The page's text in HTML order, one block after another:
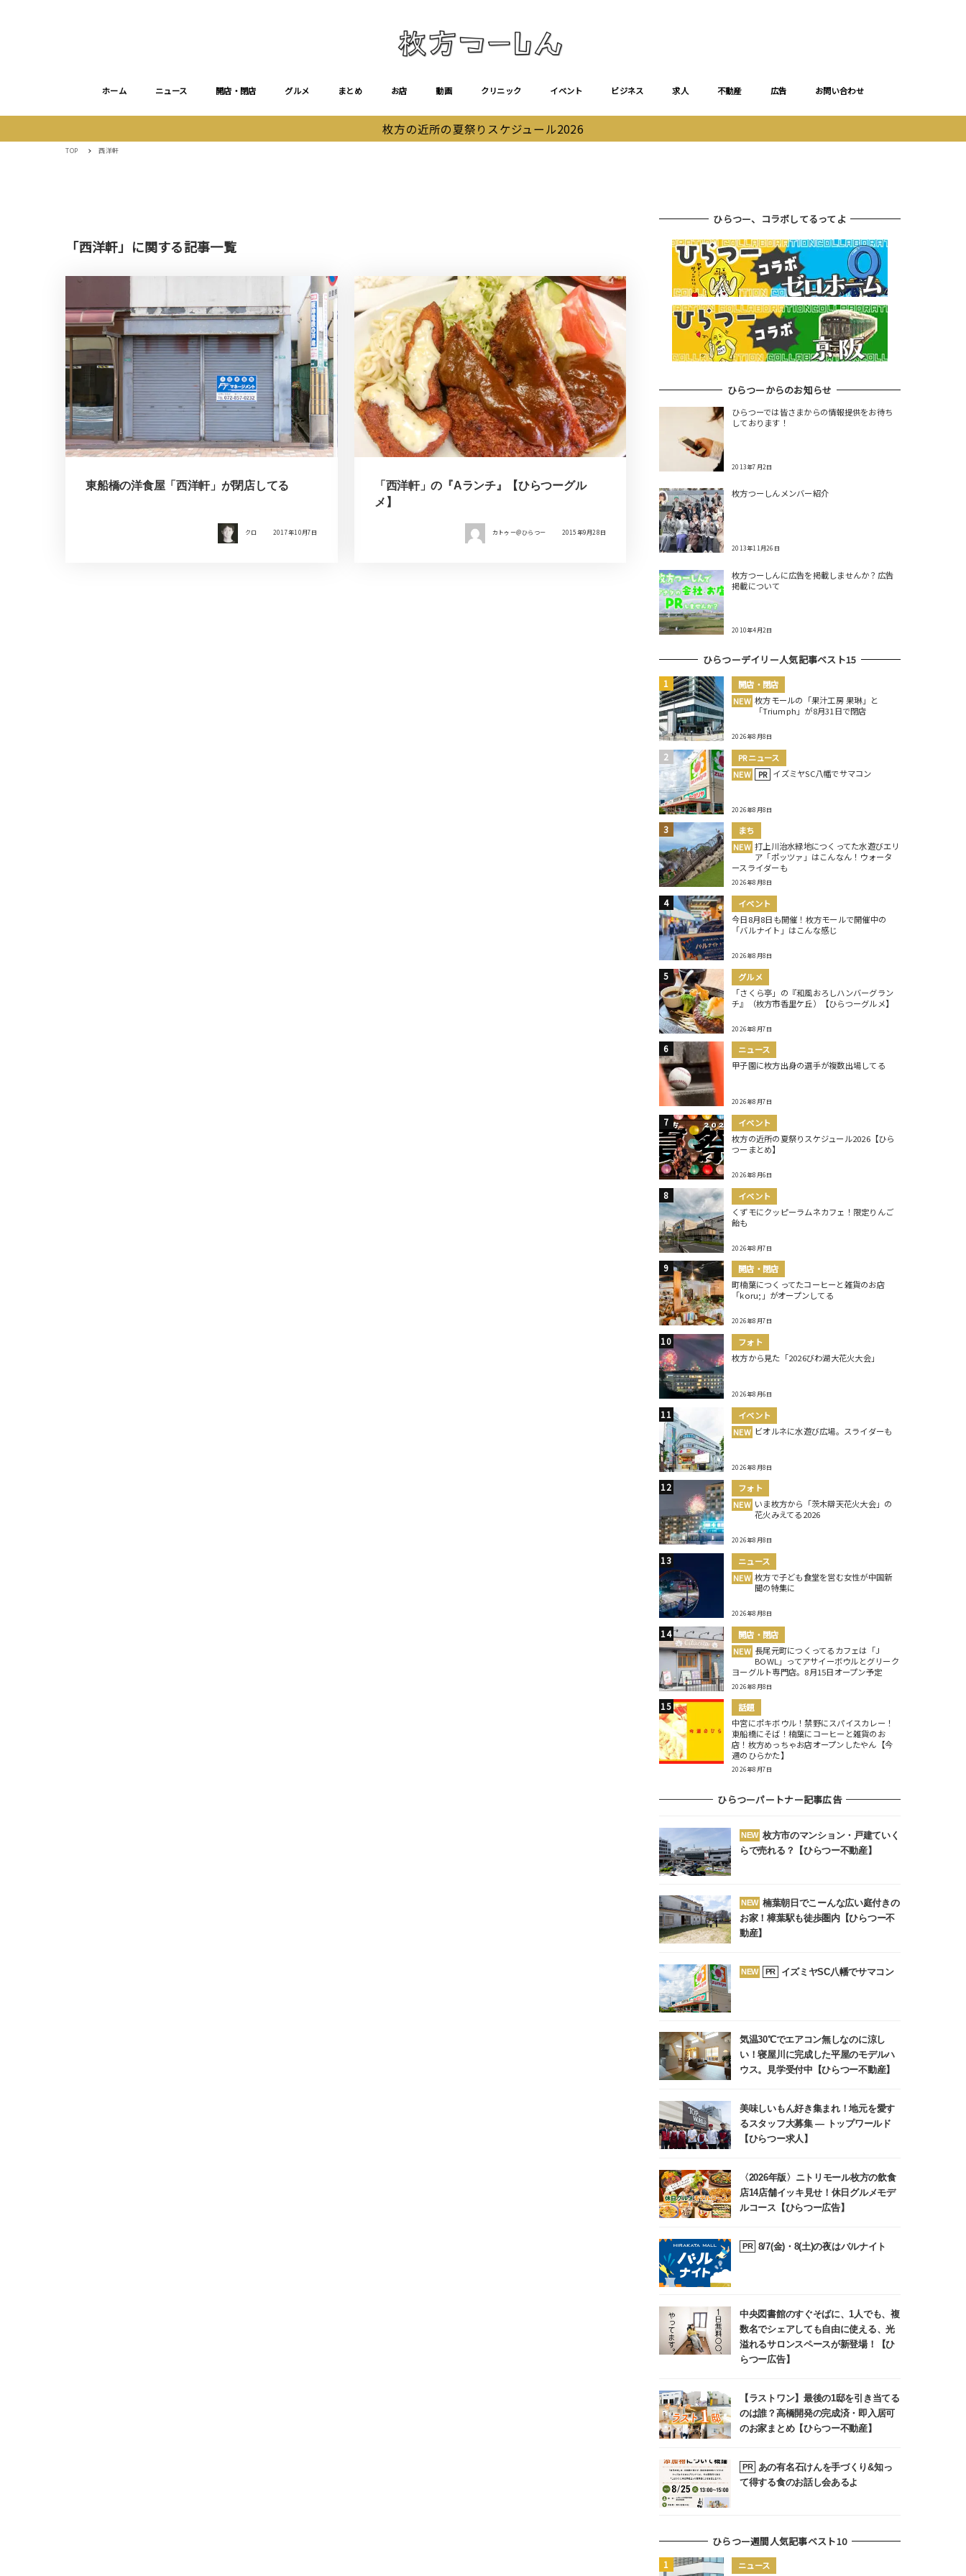
ホーム ニュース 開店・閉店 グルメ まとめ お店 動画 クリニック イベント ビジネス 求人 不動産 広告 お問い合わせ
枚方の近所の夏祭りスケジュール2026
TOP 西洋軒
「西洋軒」に関する記事一覧
東船橋の洋食屋「西洋軒」が閉店してる
クロ 2017年10月7日
「西洋軒」の『Aランチ』【ひらつーグル
メ】
カトゥー＠ひらつー 2015年9月28日
ひらつー、コラボしてるってよ
ひらつーからのお知らせ
ひらつーでは皆さまからの情報提供をお待ち
しております！
2013年7月2日
枚方つーしんメンバー紹介
2013年11月26日
枚方つーしんに広告を掲載しませんか？広告
掲載について
2010年4月2日
ひらつーデイリー人気記事ベスト15
開店・閉店
NEW 枚方モールの「果汁工房 果琳」と
「Triumph」が8月31日で閉店
2026年8月8日
PRニュース
NEW
PR イズミヤSC八幡でサマコン
2026年8月8日
まち
NEW 打上川治水緑地につくってた水遊びエリ
ア「ポッツァ」はこんなん！ウォータ
ースライダーも
2026年8月8日
イベント
今日8月8日も開催！枚方モールで開催中の
「バルナイト」はこんな感じ
2026年8月8日
グルメ
「さくら亭」の『和風おろしハンバーグラン
チ』（枚方市香里ケ丘）【ひらつーグルメ】
2026年8月7日
ニュース
甲子園に枚方出身の選手が複数出場してる
2026年8月7日
イベント
枚方の近所の夏祭りスケジュール2026【ひら
つーまとめ】
2026年8月6日
イベント
くずモにクッピーラムネカフェ！限定りんご
飴も
2026年8月7日
開店・閉店
町楠葉につくってたコーヒーと雑貨のお店
「koru;」がオープンしてる
2026年8月7日
フォト
枚方から見た「2026びわ湖大花火大会」
2026年8月6日
イベント
NEW ビオルネに水遊び広場。スライダーも
2026年8月8日
フォト
NEW いま枚方から「茨木辯天花火大会」の
花火みえてる2026
2026年8月8日
ニュース
NEW 枚方で子ども食堂を営む女性が中国新
聞の特集に
2026年8月8日
開店・閉店
NEW 長尾元町につくってるカフェは「J
BOWL」ってアサイーボウルとグリーク
ヨーグルト専門店。8月15日オープン予定
2026年8月8日
話題
中宮にポキボウル！禁野にスパイスカレー！
東船橋にそば！楠葉にコーヒーと雑貨のお
店！枚方めっちゃお店オープンしたやん【今
週のひらかた】
2026年8月7日
ひらつーパートナー記事広告
NEW 枚方市のマンション・戸建ていく
らで売れる？【ひらつー不動産】
NEW 楠葉朝日でこーんな広い庭付きの
お家！樟葉駅も徒歩圏内【ひらつー不
動産】
NEW PR イズミヤSC八幡でサマコン
気温30℃でエアコン無しなのに涼し
い！寝屋川に完成した平屋のモデルハ
ウス。見学受付中【ひらつー不動産】
美味しいもん好き集まれ！地元を愛す
るスタッフ大募集 ― トップワールド
【ひらつー求人】
〈2026年版〉ニトリモール枚方の飲食
店14店舗イッキ見せ！休日グルメモデ
ルコース【ひらつー広告】
PR 8/7(金)・8(土)の夜はバルナイト
中央図書館のすぐそばに、1人でも、複
数名でシェアしても自由に使える、光
溢れるサロンスペースが新登場！【ひ
らつー広告】
【ラストワン】最後の1邸を引き当てる
のは誰？高橋開発の完成済・即入居可
のお家まとめ【ひらつー不動産】
PR
あの有名石けんを手づくり&知っ
て得する食のお話し会あるよ
ひらつー週間人気記事ベスト10
ニュース